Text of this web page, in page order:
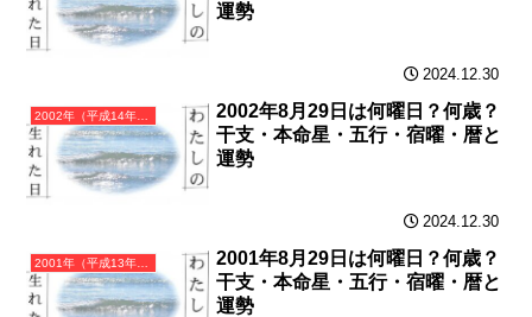
運勢
2024.12.30
2002年（平成14年）壬午（みずのえうま）・午年（うま年）カレンダー（月曜はじまり）
2002年8月29日は何曜日？何歳？
干支・本命星・五行・宿曜・暦と
運勢
2024.12.30
2001年（平成13年）辛巳（かのとみ）・巳年（へび年）カレンダー（月曜はじまり）
2001年8月29日は何曜日？何歳？
干支・本命星・五行・宿曜・暦と
運勢